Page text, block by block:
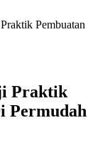
Pembuatan
Praktik
Permudah